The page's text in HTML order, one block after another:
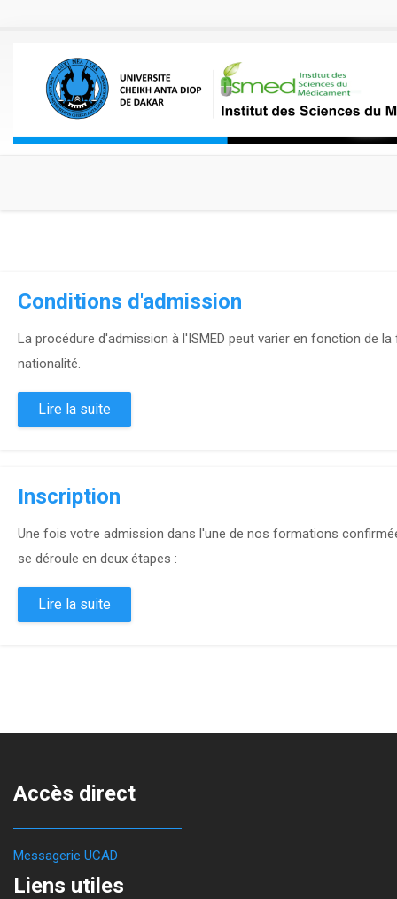
Conditions d'admission
La procédure d'admission à l'ISMED peut varier en fonction de
nationalité.
Lire la suite
Inscription
Une fois votre admission dans l'une de nos formations
se déroule en deux étapes :
Lire la suite
Accès direct
Messagerie UCAD
Liens utiles